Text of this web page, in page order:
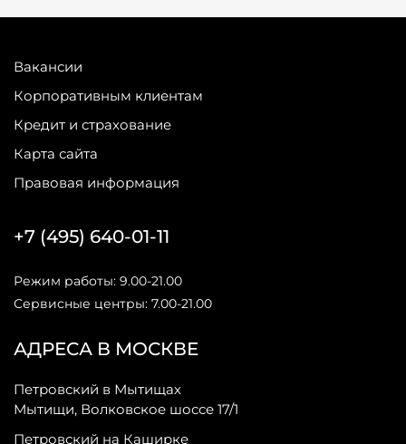
Вакансии
Корпоративным клиентам
Кредит и страхование
Карта сайта
Правовая информация
АДРЕСА В МОСКВЕ
Петровский в Мытищах
Мытищи, Волковское шоссе 17/1
Петровский на Каширке
+7 (495) 640-01-11
Режим работы: 9.00-21.00
Сервисные центры: 7.00-21.00